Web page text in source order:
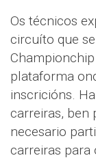
Os técnicos
circuíto que
plataforma
inscricións.
carreiras, ben
necesario
carreiras para